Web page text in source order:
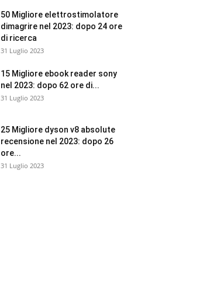
50 Migliore elettrostimolatore
dimagrire nel 2023: dopo 24 ore
di ricerca
31 Luglio 2023
15 Migliore ebook reader sony
nel 2023: dopo 62 ore di...
31 Luglio 2023
25 Migliore dyson v8 absolute
recensione nel 2023: dopo 26
ore...
31 Luglio 2023